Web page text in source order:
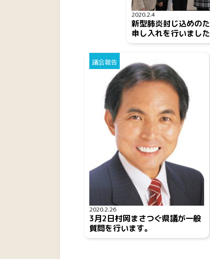
2020.2.4
新型肺炎封じ込めの
申し入れを行いました
2020.2.26
議会報告
3月2日村岡まさつぐ県議が一般
質問を行います。